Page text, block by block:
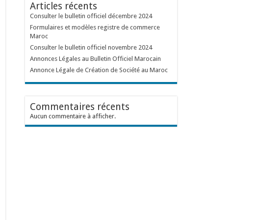
Articles récents
Consulter le bulletin officiel décembre 2024
Formulaires et modèles registre de commerce
Maroc
Consulter le bulletin officiel novembre 2024
Annonces Légales au Bulletin Officiel Marocain
Annonce Légale de Création de Société au Maroc
Commentaires récents
Aucun commentaire à afficher.